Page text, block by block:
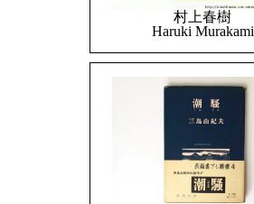
村上春樹
Haruki Murakami